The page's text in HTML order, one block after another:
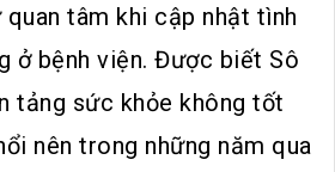
quan tâm khi cập nhật tình
ở bệnh viện. Được biết Sô
tảng sức khỏe không tốt
nên trong những năm qua